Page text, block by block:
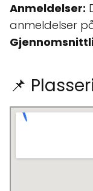
Anmeldelser:
anmeldelser
📌